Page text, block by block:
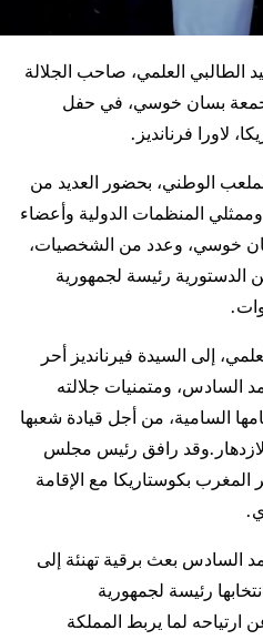
العلمي، صاحب الجلالة
بسان خوسي، في حفل
لاورا فرنانديز.
الوطني، بحضور العديد من
وممثلي المنظمات الدولية وأعضاء
خوسي، وعدد من الشخصيات،
الدستورية رئيسة لجمهورية
إلى السيدة فيرنانديز أحر
السادس، ومتمنيات جلالته
السامية، من أجل قيادة شعبها
رافق رئيس مجلس
بكوستاريكا مع الإقامة
السادس بعث برقية تهنئة إلى
رئيسة لجمهورية
ارتياحه لما يربط المملكة